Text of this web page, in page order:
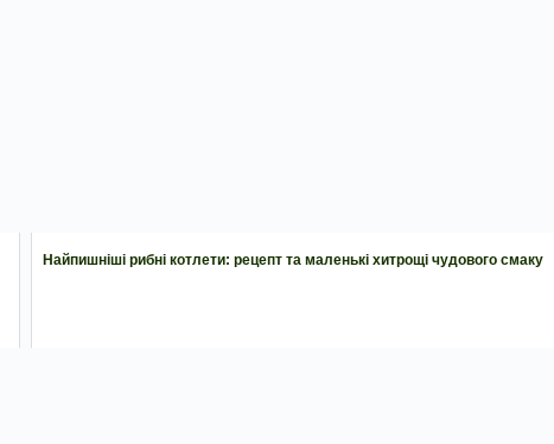
Найпишніші рибні котлети: рецепт та маленькі хитрощі чудового смаку